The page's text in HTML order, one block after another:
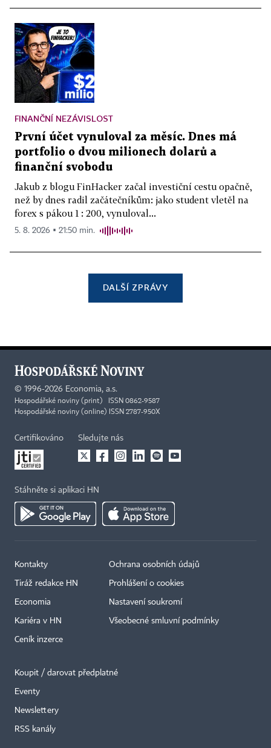
FINANČNÍ NEZÁVISLOST
První účet vynuloval za měsíc. Dnes má
portfolio o dvou milionech dolarů a
finanční svobodu
Jakub z blogu FinHacker začal investiční cestu opačně,
než by dnes radil začátečníkům: jako student vletěl na
forex s pákou 1 : 200, vynuloval...
5. 8. 2026 ▪ 21:50 min.
DALŠÍ ZPRÁVY
© 1996-2026 Economia, a.s.
Hospodářské noviny (print) ISSN 0862-9587
Hospodářské noviny (online) ISSN 2787-950X
Certifikováno Sledujte nás
Stáhněte si aplikaci HN
Kontakty
Tiráž redakce HN
Economia
Kariéra v HN
Ceník inzerce
Ochrana osobních údajů
Prohlášení o cookies
Nastavení soukromí
Všeobecné smluvní podmínky
Koupit / darovat předplatné
Eventy
Newslettery
RSS kanály